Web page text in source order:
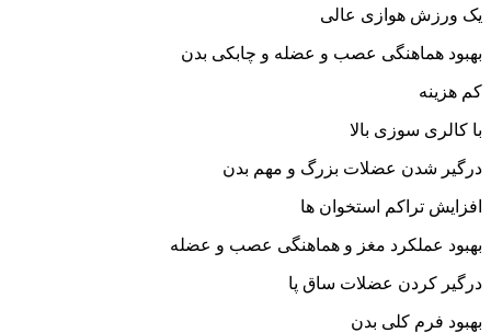
یک ورزش هوازی عالی
بهبود هماهنگی عصب و عضله و چابکی بدن
کم هزینه
با کالری سوزی بالا
درگیر شدن عضلات بزرگ و مهم بدن
افزایش تراکم استخوان ها
بهبود عملکرد مغز و هماهنگی عصب و عضله
درگیر کردن عضلات ساق پا
بهبود فرم کلی بدن